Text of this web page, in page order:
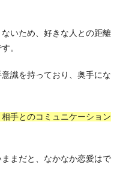
いため、好きな人との距離
。
識を持っており、奥手にな
手とのコミュニケーション
まだと、なかなか恋愛はで